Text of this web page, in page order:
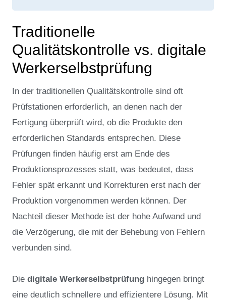
Traditionelle
Qualitätskontrolle vs. digitale
Werkerselbstprüfung
In der traditionellen Qualitätskontrolle sind oft
Prüfstationen erforderlich, an denen nach der
Fertigung überprüft wird, ob die Produkte den
erforderlichen Standards entsprechen. Diese
Prüfungen finden häufig erst am Ende des
Produktionsprozesses statt, was bedeutet, dass
Fehler spät erkannt und Korrekturen erst nach der
Produktion vorgenommen werden können. Der
Nachteil dieser Methode ist der hohe Aufwand und
die Verzögerung, die mit der Behebung von Fehlern
verbunden sind.
Die digitale Werkerselbstprüfung hingegen bringt
eine deutlich schnellere und effizientere Lösung. Mit